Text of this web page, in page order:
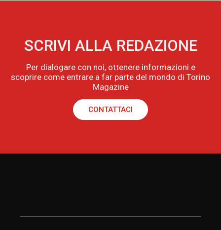
SCRIVI ALLA REDAZIONE
Per dialogare con noi, ottenere informazioni e
scoprire come entrare a far parte del mondo di Torino
Magazine
CONTATTACI